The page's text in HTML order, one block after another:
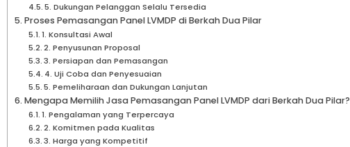
5. Dukungan Pelanggan Selalu Tersedia
Proses Pemasangan Panel LVMDP di Berkah Dua Pilar
1. Konsultasi Awal
2. Penyusunan Proposal
3. Persiapan dan Pemasangan
4. Uji Coba dan Penyesuaian
5. Pemeliharaan dan Dukungan Lanjutan
Mengapa Memilih Jasa Pemasangan Panel LVMDP dari Berkah Dua Pilar?
1. Pengalaman yang Terpercaya
2. Komitmen pada Kualitas
3. Harga yang Kompetitif